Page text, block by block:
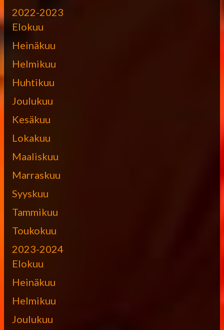
2022-2023
Elokuu
Heinäkuu
Helmikuu
Huhtikuu
Joulukuu
Kesäkuu
Lokakuu
Maaliskuu
Marraskuu
Syyskuu
Tammikuu
Toukokuu
2023-2024
Elokuu
Heinäkuu
Helmikuu
Joulukuu